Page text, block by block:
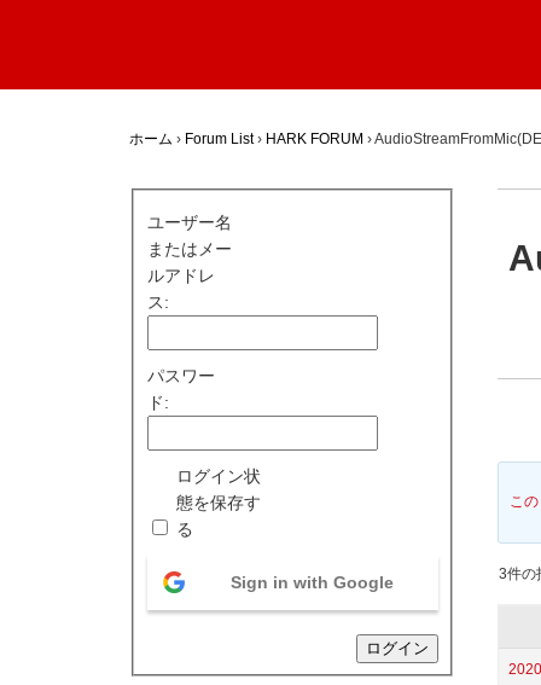
ホーム › Forum List › HARK FORUM ›
こ
3件の
ユーザー名
またはメー
ルアドレ
ス:
パスワー
ド:
ログイン状
態を保存す
る
Sign in with Google
ログイン